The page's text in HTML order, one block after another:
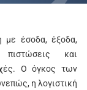
με έσοδα, έξοδα,
πιστώσεις και
Ο όγκος των
η λογιστική